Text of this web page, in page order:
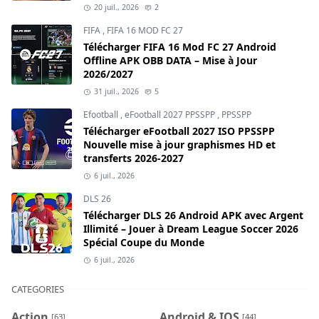
20 juil., 2026 2
FIFA, FIFA 16 MOD FC 27
Télécharger FIFA 16 Mod FC 27 Android
Offline APK OBB DATA – Mise à Jour
2026/2027
31 juil., 2026 5
Efootball ,eFootball 2027 PPSSPP, PPSSPP
Télécharger eFootball 2027 ISO PPSSPP
Nouvelle mise à jour graphismes HD et
transferts 2026-2027
6 juil., 2026
DLS 26
Télécharger DLS 26 Android APK avec Argent
Illimité – Jouer à Dream League Soccer 2026
Spécial Coupe du Monde
6 juil., 2026
CATEGORIES
[63] [44]